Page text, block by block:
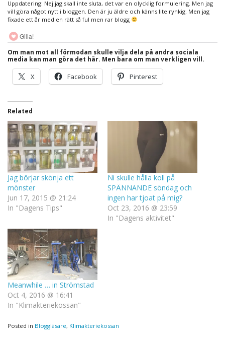
Uppdatering: Nej jag skall inte sluta, det var en olycklig formulering. Men jag
vill göra något nytt i bloggen. Den är ju äldre och känns lite rynkig. Men jag
fixade ett år med en rätt så ful men rar blogg
Gilla!
Om man mot all förmodan skulle vilja dela på andra sociala
media kan man göra det här. Men bara om man verkligen vill.
X Facebook Pinterest
Related
Jag börjar skönja ett
mönster
Jun 17, 2015 @ 21:24
In "Dagens Tips"
Ni skulle hålla koll på
SPÄNNANDE söndag och
ingen har tjoat på mig?
Oct 23, 2016 @ 23:59
In "Dagens aktivitet"
Meanwhile … in Strömstad
Oct 4, 2016 @ 16:41
In "Klimakteriekossan"
Posted in Bloggläsare, Klimakteriekossan